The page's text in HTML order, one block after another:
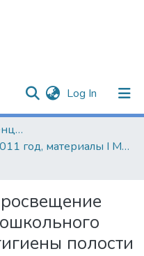
Log In (current)
Материалы конференций и семинаров
2011 год, материалы I Международной научно-практической конференции молодых исследователей
полости